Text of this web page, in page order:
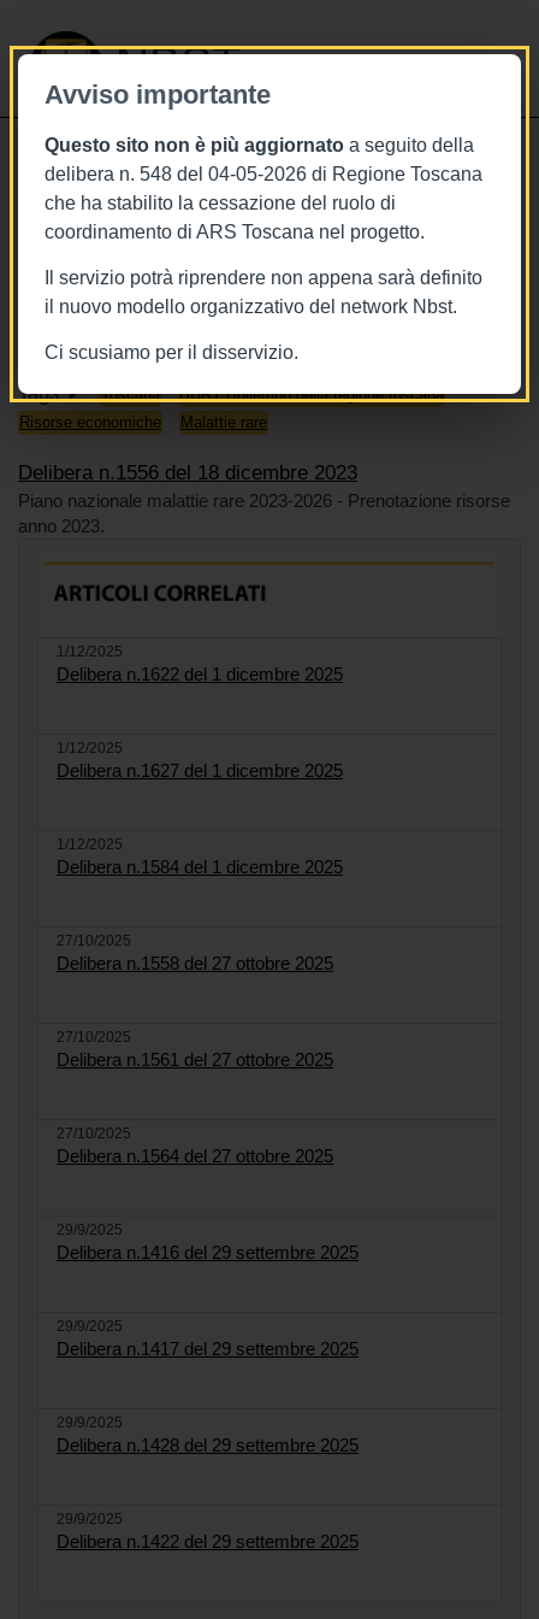
Avviso importante
Questo sito non è più aggiornato a seguito della
delibera n. 548 del 04-05-2026 di Regione Toscana
che ha stabilito la cessazione del ruolo di
coordinamento di ARS Toscana nel progetto.
Il servizio potrà riprendere non appena sarà definito
il nuovo modello organizzativo del network Nbst.
Ci scusiamo per il disservizio.
NBST
18/12/2023
Delibera n.1556 del 18 dicembre
2023
Tags Toscana
BURT Bollettino della regione toscana
Risorse economiche
Malattie rare
Delibera n.1556 del 18 dicembre 2023
Piano nazionale malattie rare 2023-2026 - Prenotazione risorse
anno 2023.
1/12/2025
Delibera n.1622 del 1 dicembre 2025
1/12/2025
Delibera n.1627 del 1 dicembre 2025
1/12/2025
Delibera n.1584 del 1 dicembre 2025
27/10/2025
Delibera n.1558 del 27 ottobre 2025
27/10/2025
Delibera n.1561 del 27 ottobre 2025
27/10/2025
Delibera n.1564 del 27 ottobre 2025
29/9/2025
Delibera n.1416 del 29 settembre 2025
29/9/2025
Delibera n.1417 del 29 settembre 2025
29/9/2025
Delibera n.1428 del 29 settembre 2025
29/9/2025
Delibera n.1422 del 29 settembre 2025